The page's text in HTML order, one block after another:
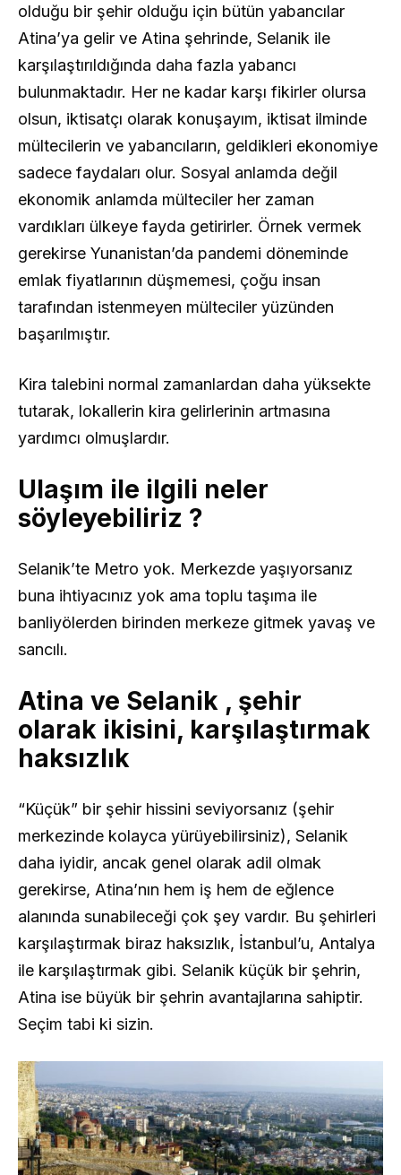
olduğu bir şehir olduğu için bütün yabancılar
Atina’ya gelir ve Atina şehrinde, Selanik ile
karşılaştırıldığında daha fazla yabancı
bulunmaktadır. Her ne kadar karşı fikirler olursa
olsun, iktisatçı olarak konuşayım, iktisat ilminde
mültecilerin ve yabancıların, geldikleri ekonomiye
sadece faydaları olur. Sosyal anlamda değil
ekonomik anlamda mülteciler her zaman
vardıkları ülkeye fayda getirirler. Örnek vermek
gerekirse Yunanistan’da pandemi döneminde
emlak fiyatlarının düşmemesi, çoğu insan
tarafından istenmeyen mülteciler yüzünden
başarılmıştır.
Kira talebini normal zamanlardan daha yüksekte
tutarak, lokallerin kira gelirlerinin artmasına
yardımcı olmuşlardır.
Ulaşım ile ilgili neler
söyleyebiliriz ?
Selanik’te Metro yok. Merkezde yaşıyorsanız
buna ihtiyacınız yok ama toplu taşıma ile
banliyölerden birinden merkeze gitmek yavaş ve
sancılı.
Atina ve Selanik , şehir
olarak ikisini, karşılaştırmak
haksızlık
“Küçük” bir şehir hissini seviyorsanız (şehir
merkezinde kolayca yürüyebilirsiniz), Selanik
daha iyidir, ancak genel olarak adil olmak
gerekirse, Atina’nın hem iş hem de eğlence
alanında sunabileceği çok şey vardır. Bu şehirleri
karşılaştırmak biraz haksızlık, İstanbul’u, Antalya
ile karşılaştırmak gibi. Selanik küçük bir şehrin,
Atina ise büyük bir şehrin avantajlarına sahiptir.
Seçim tabi ki sizin.